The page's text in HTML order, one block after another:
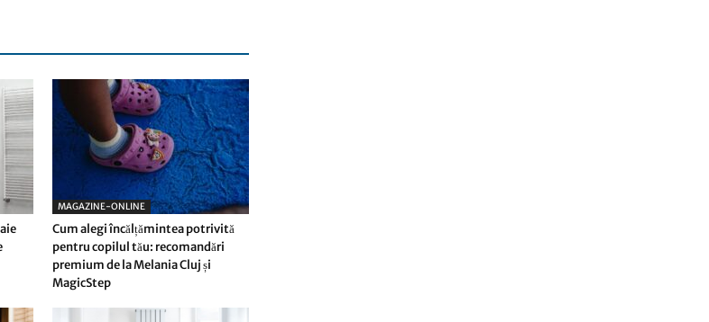
MAGAZINE-ONLINE
Cum alegi încălțămintea potrivită
pentru copilul tău: recomandări
premium de la Melania Cluj și
MagicStep